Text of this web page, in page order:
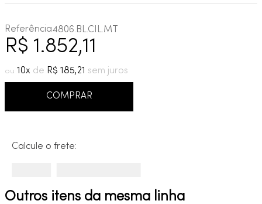
Referência4806.BL.CIL.MT
R$ 1 .852,11
10 R$ 185,21
COMPRAR
Calcule o frete:
Outros itens da mesma linha
7º
perola
8º
deca you
9º
cobre escovado
10º grafite escovado